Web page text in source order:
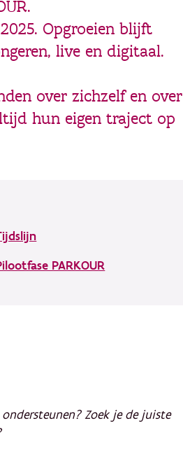
Opgroeien blijft
live en digitaal.
over zichzelf en over
hun eigen traject op
PARKOUR
Zoek je de juiste